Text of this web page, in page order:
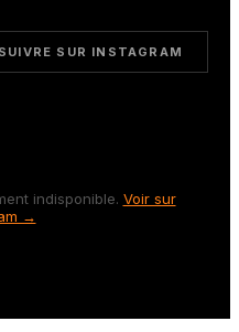
SUIVRE SUR INSTAGRAM
indisponible. Voir sur
→